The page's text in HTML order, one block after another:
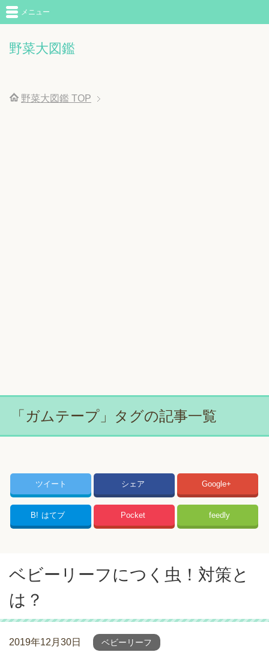
野菜大図鑑
メニュー
野菜大図鑑 TOP
「ガムテープ」タグの記事一覧
ツイート シェア Google+
B! はてブ Pocket feedly
ベビーリーフにつく虫！対策と
は？
2019年12月30日 ベビーリーフ